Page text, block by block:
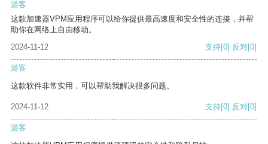
游客
这款加速器VPM应用程序可以给你提供最高速度和安全性的连接，并帮
助你在网络上自由移动。
2024-11-12
支持[0] 反对[0]
游客
这款软件非常实用，可以帮助我解决很多问题。
2024-11-12 支持[0] 反对[0]
游客